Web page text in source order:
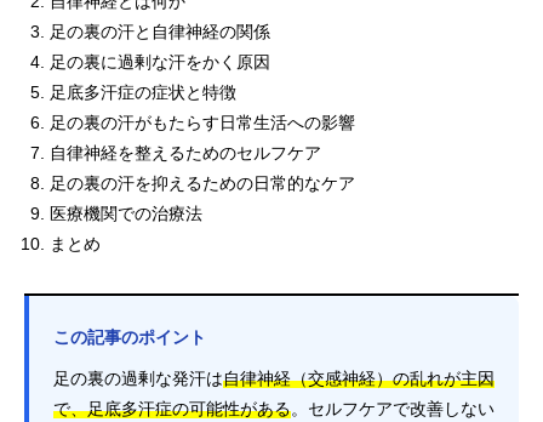
足の裏の汗と自律神経の関係
足の裏に過剰な汗をかく原因
足底多汗症の症状と特徴
足の裏の汗がもたらす日常生活への影響
自律神経を整えるためのセルフケア
足の裏の汗を抑えるための日常的なケア
医療機関での治療法
まとめ
この記事のポイント
足の裏の過剰な発汗は自律神経（交感神経）の乱れが主因
で、足底多汗症の可能性がある。セルフケアで改善しない